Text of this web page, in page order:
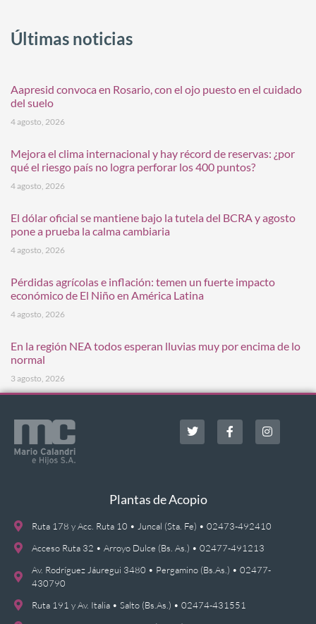
Últimas noticias
Aapresid convoca en Rosario, con el ojo puesto en el cuidado
del suelo
4 agosto, 2026
Mejora el clima internacional y hay récord de reservas: ¿por
qué el riesgo país no logra perforar los 400 puntos?
4 agosto, 2026
El dólar oficial se mantiene bajo la tutela del BCRA y agosto
pone a prueba la calma cambiaria
4 agosto, 2026
Pérdidas agrícolas e inflación: temen un fuerte impacto
económico de El Niño en América Latina
4 agosto, 2026
En la región NEA todos esperan lluvias muy por encima de lo
normal
3 agosto, 2026
Plantas de Acopio
Ruta 178 y Acc. Ruta 10 • Juncal (Sta. Fe) • 02473-492410
Acceso Ruta 32 • Arroyo Dulce (Bs. As.) • 02477-491213
Av. Rodríguez Jáuregui 3480 • Pergamino (Bs.As.) • 02477-
430790
Ruta 191 y Av. Italia • Salto (Bs.As.) • 02474-431551